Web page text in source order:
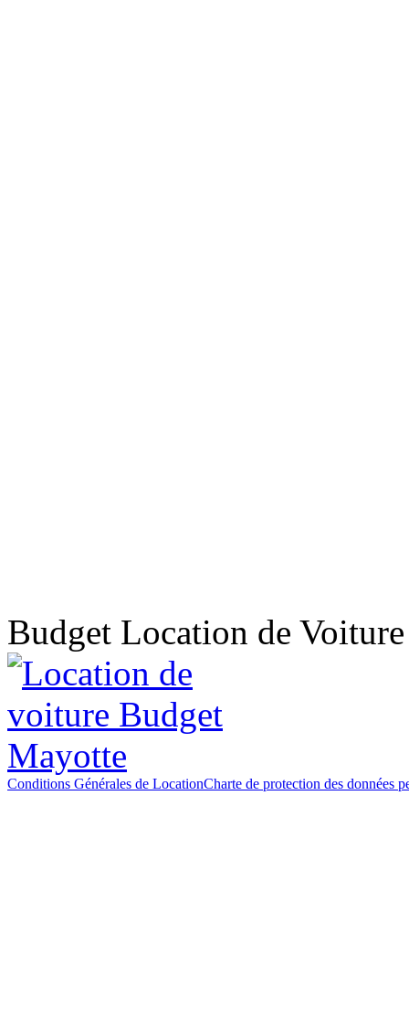
Budget Location de
Conditions Générales de LocationCharte de protection des données